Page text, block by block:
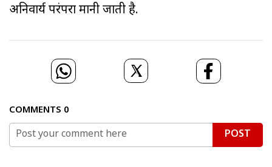
अनिवार्य परंपरा मानी जाती है.
COMMENTS 0
POST